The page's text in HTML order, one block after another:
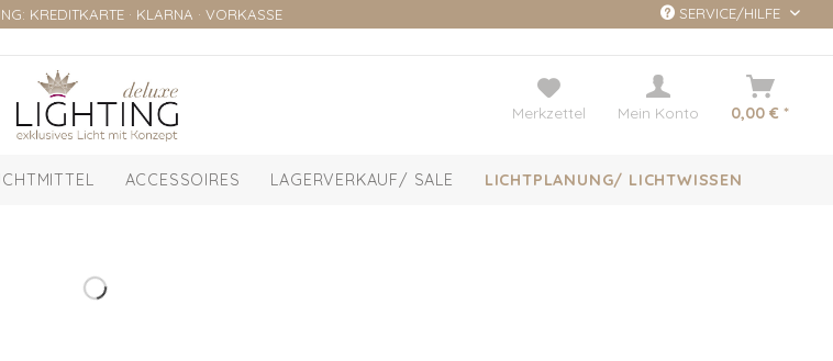
KREDITKARTE · KLARNA · VORKASSE SERVICE/HILFE
Merkzettel Mein Konto 0,00 € *
ACCESSOIRES LAGERVERKAUF/ SALE LICHTPLANUNG/ LICHTWISSEN